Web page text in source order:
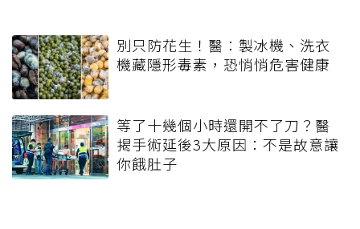
別只防花生！醫：製冰機、洗衣
機藏隱形毒素，恐悄悄危害健康
等了十幾個小時還開不了刀？醫
揭手術延後3大原因：不是故意讓
你餓肚子